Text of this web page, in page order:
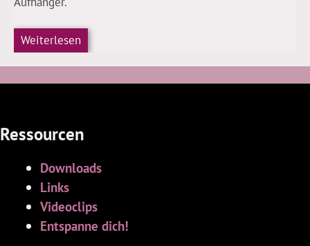
Weiterlesen
Ressourcen
Downloads
Links
Videoclips
Entspanne dich!